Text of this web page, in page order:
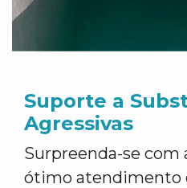
Suporte a
Agressivas
Surpreenda-se com
ótimo atendimento